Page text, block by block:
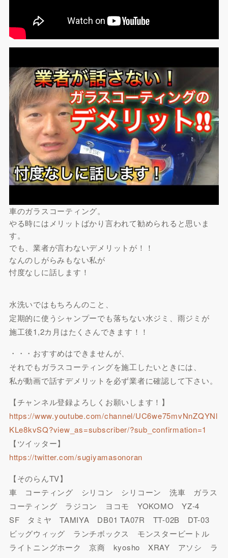
車のガラスコーティング。
やる時にはメリットばかり言われて勧められると思いま
す。
でも、業者が言わないデメリットが！！
なんのしがらみもない私が
忖度なしに話します！
水洗いではもちろんのこと、
定期的に使うシャンプーでも落ちない水ジミ、雨ジミが
施工後1,2カ月はたくさんできます！！
・・・おすすめはできませんが、
それでもガラスコーティングを施工したいときには、
私が動画で話すデメリットを必ず業者に確認して下さい。
【チャンネル登録よろしくお願いします！】
https://www.youtube.com/channel/UC6we75mvNnZQYNl
KLe8kvSQ?view_as=subscriber/?sub_confirmation=1
【ツイッター】
https://twitter.com/sugiyamasonoran
【そのらんTV】
車 コーティング シリコン シリコーン 洗車 ガラス
コーティング ラジコン ヨコモ YOKOMO YZ-4
SF タミヤ TAMIYA DB01 TA07R TT-02B DT-03
ビッグウィッグ ランチボックス モンスタービートル
ライトニングホーク 京商 kyosho XRAY アソシ ラ